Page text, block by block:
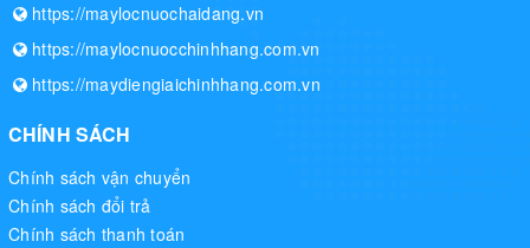
https://maylocnuochaidang.vn
https://maylocnuocchinhhang.com.vn
https://maydiengiaichinhhang.com.vn
CHÍNH SÁCH
Chính sách vận chuyển
Chính sách đổi trả
Chính sách thanh toán